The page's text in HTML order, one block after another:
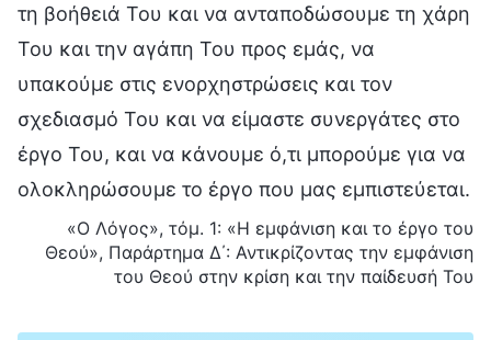
τη βοήθειά Του και να ανταποδώσουμε τη χάρη
Του και την αγάπη Του προς εμάς, να
υπακούμε στις ενορχηστρώσεις και τον
σχεδιασμό Του και να είμαστε συνεργάτες στο
έργο Του, και να κάνουμε ό,τι μπορούμε για να
ολοκληρώσουμε το έργο που μας εμπιστεύεται.
«Ο Λόγος», τόμ. 1: «Η εμφάνιση και το έργο του
Θεού», Παράρτημα Δ΄: Αντικρίζοντας την εμφάνιση
του Θεού στην κρίση και την παίδευσή Του